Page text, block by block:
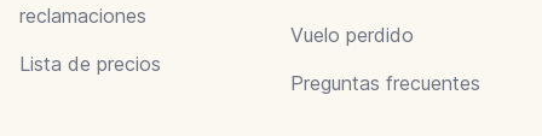
reclamaciones
Lista de precios
Vuelo perdido
Preguntas frecuentes